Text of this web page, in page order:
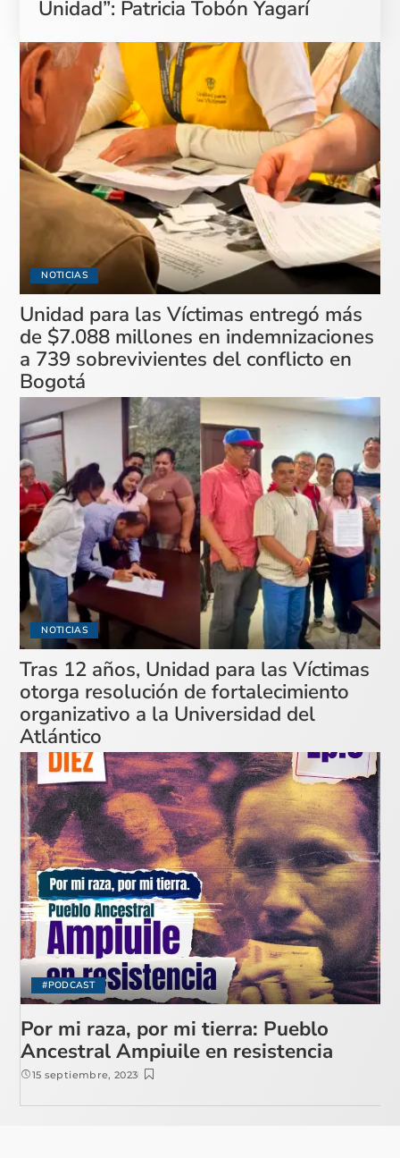
Unidad”: Patricia Tobón Yagarí
NOTICIAS
Unidad para las Víctimas entregó más
de $7.088 millones en indemnizaciones
a 739 sobrevivientes del conflicto en
Bogotá
NOTICIAS
Tras 12 años, Unidad para las Víctimas
otorga resolución de fortalecimiento
organizativo a la Universidad del
Atlántico
#PODCAST
Por mi raza, por mi tierra: Pueblo
Ancestral Ampiuile en resistencia
15 septiembre, 2023